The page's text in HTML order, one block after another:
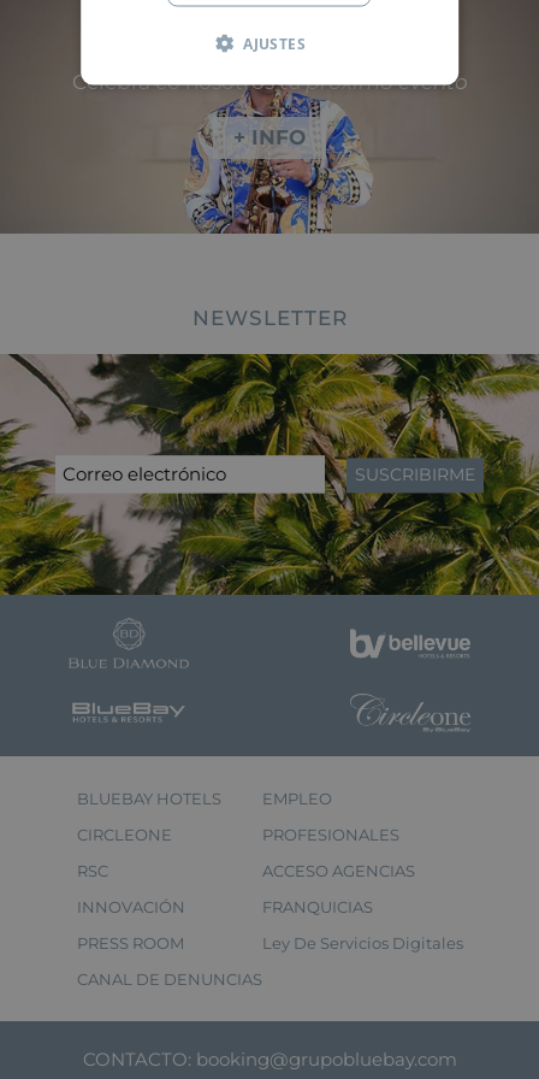
Celebra co nosotros tupróximo evento
+ INFO
NEWSLETTER
SUSCRIBIRME
BLUEBAY HOTELS
CIRCLEONE
RSC
INNOVACIÓN
PRESS ROOM
CANAL DE DENUNCIAS
EMPLEO
PROFESIONALES
ACCESO AGENCIAS
FRANQUICIAS
Ley De Servicios Digitales
CONTACTO: booking@grupobluebay.com
AJUSTES